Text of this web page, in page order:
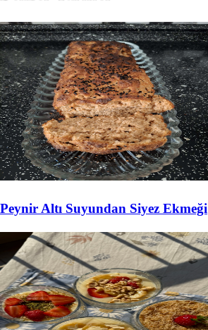
Peynir Altı Suyundan Siyez Ekmeği